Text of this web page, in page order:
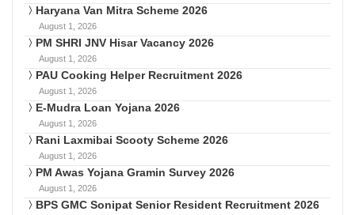
Haryana Van Mitra Scheme 2026
August 1, 2026
PM SHRI JNV Hisar Vacancy 2026
August 1, 2026
PAU Cooking Helper Recruitment 2026
August 1, 2026
E-Mudra Loan Yojana 2026
August 1, 2026
Rani Laxmibai Scooty Scheme 2026
August 1, 2026
PM Awas Yojana Gramin Survey 2026
August 1, 2026
BPS GMC Sonipat Senior Resident Recruitment 2026